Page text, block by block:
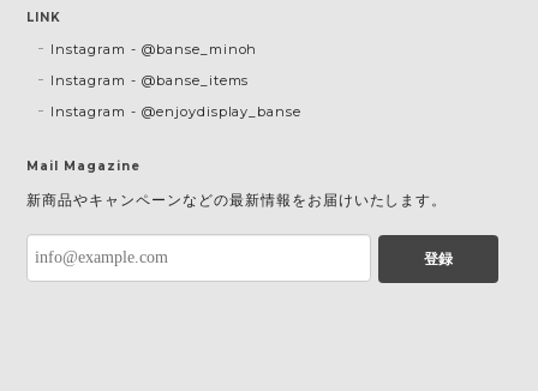
LINK
Instagram - @banse_minoh
Instagram - @banse_items
Instagram - @enjoydisplay_banse
Mail Magazine
新商品やキャンペーンなどの最新情報をお届けいたします。
登録